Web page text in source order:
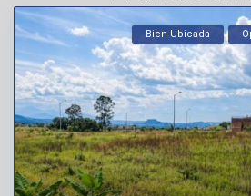
Bien Ubicada